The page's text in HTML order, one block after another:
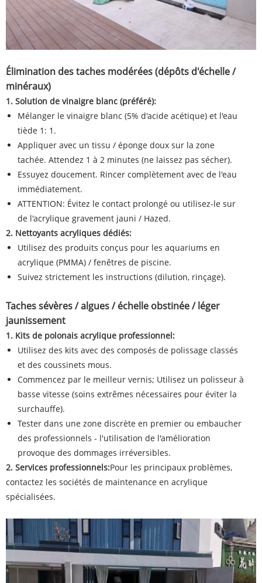
Élimination des taches modérées (dépôts d'échelle /
minéraux)
1. Solution de vinaigre blanc (préféré):
Mélanger le vinaigre blanc (5% d'acide acétique) et l'eau
tiède 1: 1.
Appliquer avec un tissu / éponge doux sur la zone
tachée. Attendez 1 à 2 minutes (ne laissez pas sécher).
Essuyez doucement. Rincer complètement avec de l'eau
immédiatement.
ATTENTION: Évitez le contact prolongé ou utilisez-le sur
de l'acrylique gravement jauni / Hazed.
2. Nettoyants acryliques dédiés:
Utilisez des produits conçus pour les aquariums en
acrylique (PMMA) / fenêtres de piscine.
Suivez strictement les instructions (dilution, rinçage).
Taches sévères / algues / échelle obstinée / léger
jaunissement
1. Kits de polonais acrylique professionnel:
Utilisez des kits avec des composés de polissage classés
et des coussinets mous.
Commencez par le meilleur vernis; Utilisez un polisseur à
basse vitesse (soins extrêmes nécessaires pour éviter la
surchauffe).
Tester dans une zone discrète en premier ou embaucher
des professionnels - l'utilisation de l'amélioration
provoque des dommages irréversibles.
2. Services professionnels:Pour les principaux problèmes,
contactez les sociétés de maintenance en acrylique
spécialisées.